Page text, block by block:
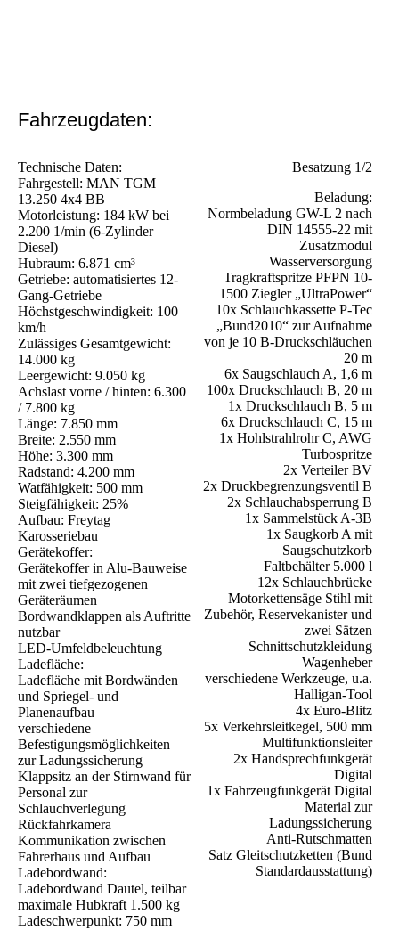
Fahrzeugdaten:
Technische Daten:
Fahrgestell: MAN TGM
13.250 4x4 BB
Motorleistung: 184 kW bei
2.200 1/min (6-Zylinder
Diesel)
Hubraum: 6.871 cm³
Getriebe: automatisiertes 12-
Gang-Getriebe
Höchstgeschwindigkeit: 100
km/h
Zulässiges Gesamtgewicht:
14.000 kg
Leergewicht: 9.050 kg
Achslast vorne / hinten: 6.300
/ 7.800 kg
Länge: 7.850 mm
Breite: 2.550 mm
Höhe: 3.300 mm
Radstand: 4.200 mm
Watfähigkeit: 500 mm
Steigfähigkeit: 25%
Aufbau: Freytag
Karosseriebau
Gerätekoffer:
Gerätekoffer in Alu-Bauweise
mit zwei tiefgezogenen
Geräteräumen
Bordwandklappen als Auftritte
nutzbar
LED-Umfeldbeleuchtung
Ladefläche:
Ladefläche mit Bordwänden
und Spriegel- und
Planenaufbau
verschiedene
Befestigungsmöglichkeiten
zur Ladungssicherung
Klappsitz an der Stirnwand für
Personal zur
Schlauchverlegung
Rückfahrkamera
Kommunikation zwischen
Fahrerhaus und Aufbau
Ladebordwand:
Ladebordwand Dautel, teilbar
maximale Hubkraft 1.500 kg
Ladeschwerpunkt: 750 mm
Besatzung 1/2
Beladung:
Normbeladung GW-L 2 nach
DIN 14555-22 mit
Zusatzmodul
Wasserversorgung
Tragkraftspritze PFPN 10-
1500 Ziegler „UltraPower“
10x Schlauchkassette P-Tec
„Bund2010“ zur Aufnahme
von je 10 B-Druckschläuchen
20 m
6x Saugschlauch A, 1,6 m
100x Druckschlauch B, 20 m
1x Druckschlauch B, 5 m
6x Druckschlauch C, 15 m
1x Hohlstrahlrohr C, AWG
Turbospritze
2x Verteiler BV
2x Druckbegrenzungsventil B
2x Schlauchabsperrung B
1x Sammelstück A-3B
1x Saugkorb A mit
Saugschutzkorb
Faltbehälter 5.000 l
12x Schlauchbrücke
Motorkettensäge Stihl mit
Zubehör, Reservekanister und
zwei Sätzen
Schnittschutzkleidung
Wagenheber
verschiedene Werkzeuge, u.a.
Halligan-Tool
4x Euro-Blitz
5x Verkehrsleitkegel, 500 mm
Multifunktionsleiter
2x Handsprechfunkgerät
Digital
1x Fahrzeugfunkgerät Digital
Material zur
Ladungssicherung
Anti-Rutschmatten
Satz Gleitschutzketten (Bund
Standardausstattung)